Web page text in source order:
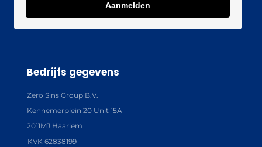
Aanmelden
Bedrijfs gegevens
Zero Sins Group B.V.
Kennemerplein 20 Unit 15A
2011MJ Haarlem
KVK 62838199